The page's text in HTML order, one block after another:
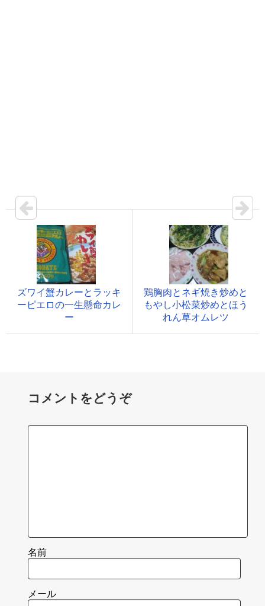
ズワイ蟹カレーとラッキ
ーピエロの一生懸命カレ
ー
鶏胸肉とネギ焼き炒めと
もやし小松菜炒めとほう
れん草オムレツ
コメントをどうぞ
名前
メール